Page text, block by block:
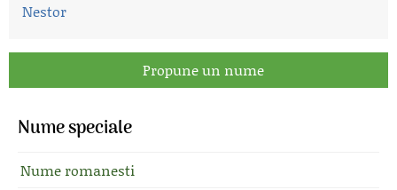
Nestor
Propune un nume
Nume speciale
Nume romanesti